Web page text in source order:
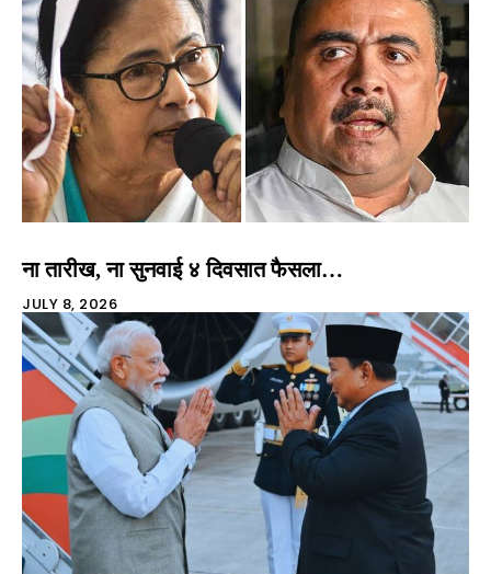
ना तारीख, ना सुनवाई ४ दिवसात फैसला…
JULY 8, 2026